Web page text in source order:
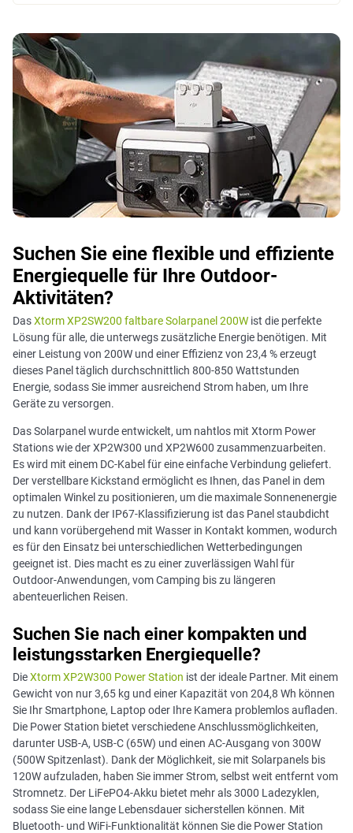
Suchen Sie eine flexible und effiziente
Energiequelle für Ihre Outdoor-
Aktivitäten?
DasXtorm XP2SW200 faltbare Solarpanel 200W ist die perfekte
Lösung für alle, die unterwegs zusätzliche Energie benötigen. Mit
einer Leistung von 200W und einer Effizienz von 23,4 % erzeugt
dieses Panel täglich durchschnittlich 800-850 Wattstunden
Energie, sodass Sie immer ausreichend Strom haben, um Ihre
Geräte zu versorgen.
Das Solarpanel wurde entwickelt, um nahtlos mit Xtorm Power
Stations wie der XP2W300 und XP2W600 zusammenzuarbeiten.
Es wird mit einem DC-Kabel für eine einfache Verbindung geliefert.
Der verstellbare Kickstand ermöglicht es Ihnen, das Panel in dem
optimalen Winkel zu positionieren, um die maximale Sonnenenergie
zu nutzen. Dank der IP67-Klassifizierung ist das Panel staubdicht
und kann vorübergehend mit Wasser in Kontakt kommen, wodurch
es für den Einsatz bei unterschiedlichen Wetterbedingungen
geeignet ist. Dies macht es zu einer zuverlässigen Wahl für
Outdoor-Anwendungen, vom Camping bis zu längeren
abenteuerlichen Reisen.
Suchen Sie nach einer kompakten und
leistungsstarken Energiequelle?
DieXtorm XP2W300 Power Station ist der ideale Partner. Mit einem
Gewicht von nur 3,65 kg und einer Kapazität von 204,8 Wh können
Sie Ihr Smartphone, Laptop oder Ihre Kamera problemlos aufladen.
Die Power Station bietet verschiedene Anschlussmöglichkeiten,
darunter USB-A, USB-C (65W) und einen AC-Ausgang von 300W
(500W Spitzenlast). Dank der Möglichkeit, sie mit Solarpanels bis
120W aufzuladen, haben Sie immer Strom, selbst weit entfernt vom
Stromnetz. Der LiFePO4-Akku bietet mehr als 3000 Ladezyklen,
sodass Sie eine lange Lebensdauer sicherstellen können. Mit
Bluetooth- und WiFi-Funktionalität können Sie die Power Station